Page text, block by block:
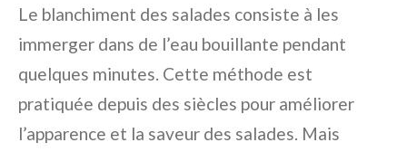
Le blanchiment des salades consiste à les
immerger dans de l’eau bouillante pendant
quelques minutes. Cette méthode est
pratiquée depuis des siècles pour améliorer
l’apparence et la saveur des salades. Mais